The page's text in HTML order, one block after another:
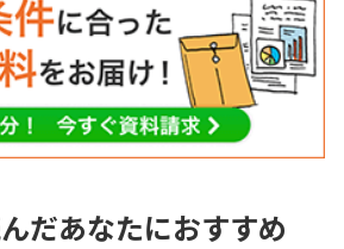
だあなたにおすすめ